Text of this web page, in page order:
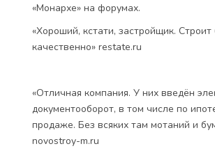
«Монархе» на форумах.
«Хороший, кстати, застройщик.
качественно» restate.ru
«Отличная компания. У них введён
документооборот, в том числе по
продаже. Без всяких там мотаний и
novostroy-m.ru